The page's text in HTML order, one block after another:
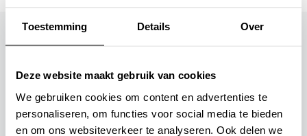
Toestemming Details Over
Deze website maakt gebruik van cookies
We gebruiken cookies om content en advertenties te
personaliseren, om functies voor social media te bieden
en om ons websiteverkeer te analyseren. Ook delen we
Dam Wichers?
Maak een afspraak via onderstaande praktijk(en):